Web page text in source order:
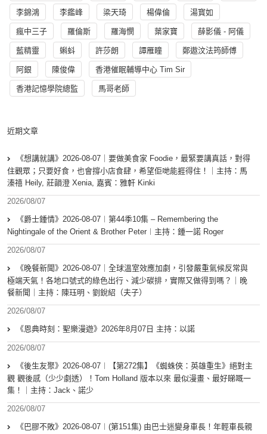
李錦鴻 李鑑峰 梁天琦 楊偉倫 湯寳如
瘋中三子 羅倫斯 羅海憫 葉家寶 薛影儀 - 阿儀
藍精靈 蝌蚪 許莎朗 譚雁瞳 鄭遨汶法筠師傅
阿銀 陳俊偉 香港催眠輔導中心 Tim Sir
香港記憶學院總監 馬哥老師
近期文章
《想講就講》2026-08-07｜要做美食家 Foodie，最緊要講真話，對得
住觀眾；只要好食，也會撐小店食肆，希望佢哋能捱得住！｜主持：馬
溱禧 Heily, 莊韻澄 Xenia, 嘉賓：雅軒 Kinki
2026/08/07
《爵士鍾情》2026-08-07︱第44季10集 – Remembering the
Nightingale of the Orient & Brother Peter︱主持：鍾一諾 Roger
2026/08/07
《晚餐新聞》2026-08-07｜全球溫室效應加劇，引發嚴重氣候反常與
極端天氣！各地口號式的綠色出行、減少碳排，實際又做得到嗎？｜晚
餐新聞｜主持：陳珏明、劉銳紹（夫子）
2026/08/07
《恩典時刻：聖樂漫遊》2026年8月07日 主持：以諾
2026/08/07
《後生友聚》2026-08-07︱【第272集】《蜘蛛俠：英雄重生》絕對主
觀 觀後感（少少劇透）！Tom Holland 版本以來 最似漫畫、最好睇嘅一
集！｜主持：Jack、諾少
2026/08/07
《巴膠不敗》2026-08-07︱(第151集) 由巴士迷變身車長！年輕車長親